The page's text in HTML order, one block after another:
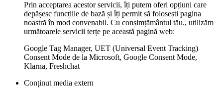
Prin acceptarea acestor servicii, îți putem oferi opțiuni care
depășesc funcțiile de bază și îți permit să folosești pagina
noastră în mod convenabil. Cu consimțământul tău., utilizăm
următoarele servicii terțe pe această pagină web:
Google Tag Manager, UET (Universal Event Tracking)
Consent Mode de la Microsoft, Google Consent Mode,
Klarna, Freshchat
Conținut media extern